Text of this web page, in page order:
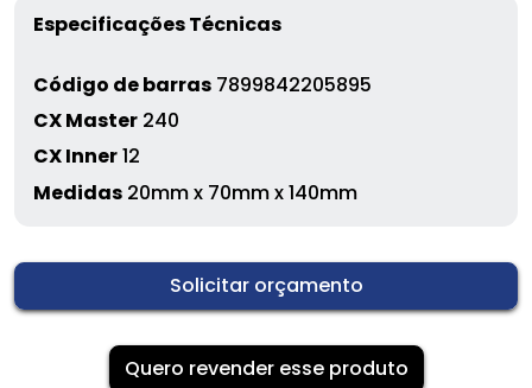
Especificações Técnicas
Código de barras 7899842205895
CX Master 240
CX Inner12
Medidas 20mm x 70mm x 140mm
Solicitar orçamento
Quero revender esse produto